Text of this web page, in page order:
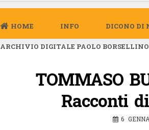
HOME INFO DICONO DI
ARCHIVIO DIGITALE PAOLO BORSELLINO
TOMMASO
Racconti
6